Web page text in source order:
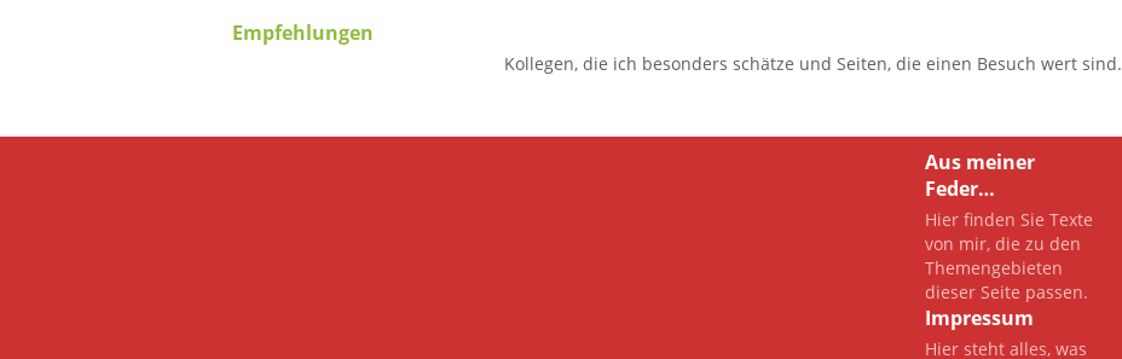
Empfehlungen
Kollegen, die ich besonders schätze und Seiten, die einen Besuch wert sind.
Aus meiner
Feder…
Hier finden Sie Texte
von mir, die zu den
Themengebieten
dieser Seite passen.
Impressum
Hier steht alles, was